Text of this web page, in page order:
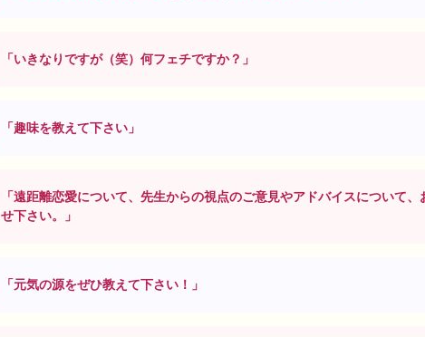
「いきなりですが（笑）何フェチですか？」
「趣味を教えて下さい」
「遠距離恋愛について、先生からの視点のご意見やアドバイスについて、
せ下さい。」
「元気の源をぜひ教えて下さい！」